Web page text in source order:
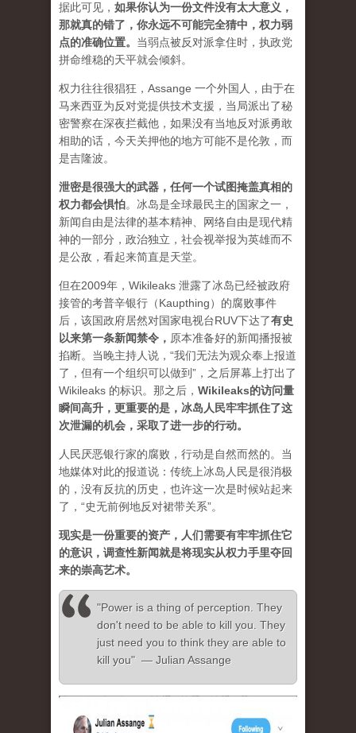
据此可见， 如果你认为一份文件没有太大意义，
那就真的错了，你永远不可能完全猜中，权力弱
点的准确位置。 当弱点被反对派拿住时，执政党
拼命维稳的天平就会倾斜。
权力往往很猖狂，Assange 一个外国人，由于在
马来西亚为反对党提供技术支援，当局派出了秘
密警察在深夜拦截他，如果没有当地反对派勇敢
相助的话，今天关押他的地方可能不是伦敦，而
是吉隆波。
泄密是很强大的武器，任何一个试图掩盖真相的
权力都会惧怕。 冰岛是全球最民主的国家之一，
新闻自由是法律的基本精神、网络自由是现代精
神的一部分，政治独立，社会视举报为英雄而不
是公敌，看起来简直是天堂。
但在2009年，Wikileaks 泄露了冰岛已经被政府
接管的考普辛银行（Kaupthing）的腐败事件
后，该国政府居然对国家电视台RUV下达了有史
以来第一条新闻禁令 ， 原本准备好的新闻播报被
掐断。当晚主持人说，“我们无法为观众奉上报道
了，但有一个组织可以做到”，之后屏幕上打出了
Wikileaks 的标识。那之后， Wikileaks的访问量
瞬间高升，更重要的是，冰岛人民牢牢抓住了这
次泄漏的机会，采取了进一步的行动。
人民厌恶银行家的腐败，行动是自然而然的。当
地媒体对此的报道说：传统上冰岛人民是很消极
的，没有反抗的历史，也许这一次是时候站起来
了，“史无前例地反对裙带关系”。
现实是一份重要的资产，人们需要有牢牢抓住它
的意识，调查性新闻就是将现实从权力手里夺回
来的崇高艺术。
"Power is a thing of perception. They
don't need to be able to kill you. They
just need you to think they are able to
kill you" — Julian Assange